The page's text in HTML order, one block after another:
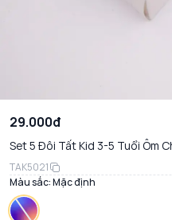
29.000đ
Set 5 Đôi Tất Kid 3-5 Tuổi Ôm
TAK5021
Màu sắc:Mặc định